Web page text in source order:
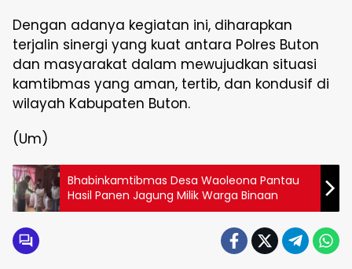
Dengan adanya kegiatan ini, diharapkan
terjalin sinergi yang kuat antara Polres Buton
dan masyarakat dalam mewujudkan situasi
kamtibmas yang aman, tertib, dan kondusif di
wilayah Kabupaten Buton.
(Um)
Bhabinkamtibmas Desa Waoleona Pantau
Hasil Panen Jagung Milik Warga Binaan